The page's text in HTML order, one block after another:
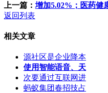
上一篇： 增加5.02%；医药健
返回列表
相关文章
源社区是企业降本
使用智能语音、天
次要通过互联网进
蚂蚁集团春招技占